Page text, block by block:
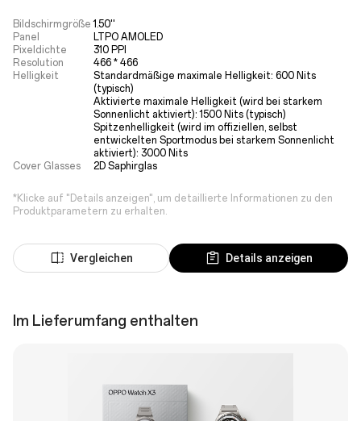
Bildschirmgröße 1.50''
Panel
LTPO AMOLED
Pixeldichte
310 PPI
Resolution
466 * 466
Helligkeit
Standardmäßige maximale Helligkeit: 600 Nits
(typisch)
Aktivierte maximale Helligkeit (wird bei starkem
Sonnenlicht aktiviert): 1500 Nits (typisch)
Spitzenhelligkeit (wird im offiziellen, selbst
entwickelten Sportmodus bei starkem Sonnenlicht
aktiviert): 3000 Nits
Cover Glasses
2D Saphirglas
*Klicke auf "Details anzeigen", um detaillierte Informationen zu den
Produktparametern zu erhalten.
Vergleichen Details anzeigen
Im Lieferumfang enthalten